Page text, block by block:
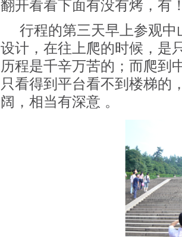
翻开看看下面有没有烤，有
行程的第三天早上参观
设计，在往上爬的时候，是
历程是千辛万苦的；而爬到
只看得到平台看不到楼梯的
阔，相当有深意 。